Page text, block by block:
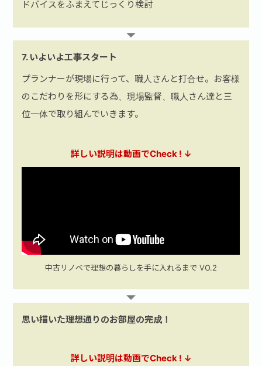
ドバイスをふまえてじっくり検討
7. いよいよ工事スタート
プランナーが現場に行って、職人さんと打合せ。お客様
のこだわりを形にする為、現場監督、職人さん達と三
位一体で取り組んでいきます。
詳しい説明は動画でCheck ! ↓
中古リノベで理想の暮らしを手に入れるまで VO.2
思い描いた理想通りのお部屋の完成！
詳しい説明は動画でCheck ! ↓